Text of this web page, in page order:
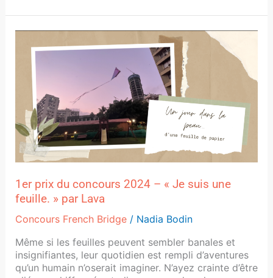
1er prix du concours 2024 – « Je suis une
feuille. » par Lava
Concours French Bridge/ Nadia Bodin
Même si les feuilles peuvent sembler banales et
insignifiantes, leur quotidien est rempli d’aventures
qu’un humain n’oserait imaginer. N’ayez crainte d’être
prix
concours
2024
« Je
suis
une
feuille. »
par